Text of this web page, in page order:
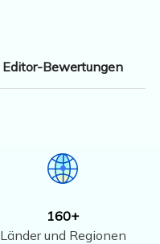
Editor-Bewertungen
160+
Länder und Regionen